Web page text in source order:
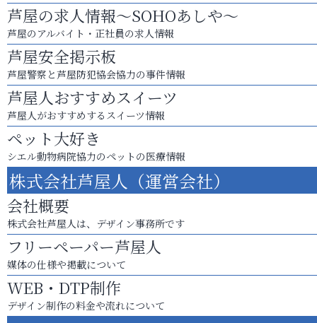
芦屋の求人情報～SOHOあしや～
芦屋のアルバイト・正社員の求人情報
芦屋安全掲示板
芦屋警察と芦屋防犯協会協力の事件情報
芦屋人おすすめスイーツ
芦屋人がおすすめするスイーツ情報
ペット大好き
シエル動物病院協力のペットの医療情報
株式会社芦屋人（運営会社）
会社概要
株式会社芦屋人は、デザイン事務所です
フリーペーパー芦屋人
媒体の仕様や掲載について
WEB・DTP制作
デザイン制作の料金や流れについて